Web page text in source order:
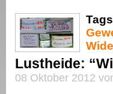
Lustheide:
08 Oktober 2012